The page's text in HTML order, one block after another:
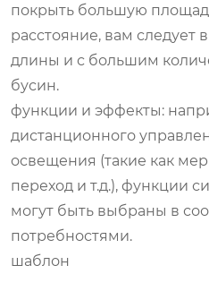
покрыть большую
расстояние, вам следует
длины и с большим
бусин.
функции и эффекты:
дистанционного
освещения (такие как
переход и т.д.), функции
могут быть выбраны в
потребностями.
шаблон